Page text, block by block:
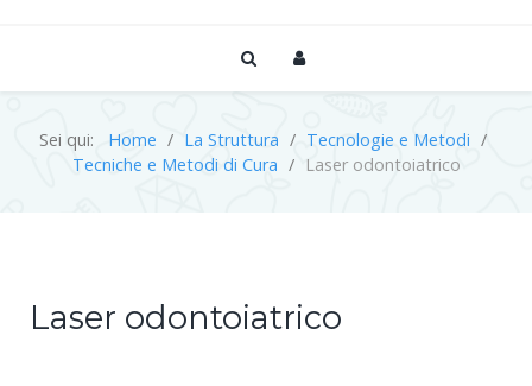
Sei qui: Home La Struttura
Tecnologie e Metodi
Tecniche e Metodi di Cura
Laser odontoiatrico
Laser odontoiatrico